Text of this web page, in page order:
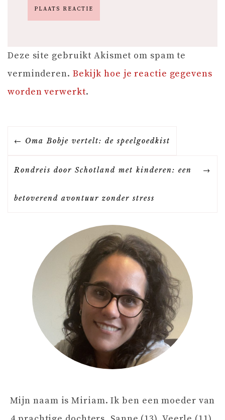
Deze site gebruikt Akismet om spam te
verminderen. Bekijk hoe je reactie gegevens
worden verwerkt.
B
E
R
I
Oma Bobje vertelt: de speelgoedkist
Rondreis door Schotland met kinderen: een
betoverend avontuur zonder stress
Mijn naam is Miriam. Ik ben een moeder van